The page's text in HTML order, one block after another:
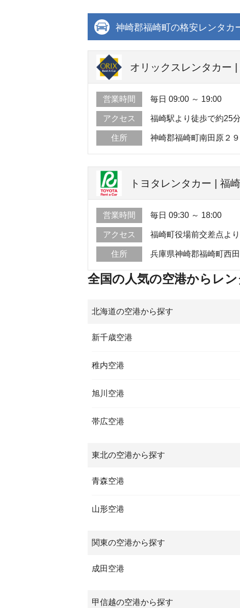
神崎郡福崎町の格安レンタカ
オリックスレンタカー
営業時間 毎日 09:00 ～ 19:00
アクセス 福崎駅より徒歩で約25
住所 神崎郡福崎町南田原２
トヨタレンタカー | 福
営業時間 毎日 09:30 ～ 18:00
アクセス 福崎町役場前交差点よ
住所 兵庫県神崎郡福崎町西
全国の人気の空港からレ
北海道の空港から探す
新千歳空港
稚内空港
旭川空港
帯広空港
東北の空港から探す
青森空港
山形空港
関東の空港から探す
成田空港
甲信越の空港から探す